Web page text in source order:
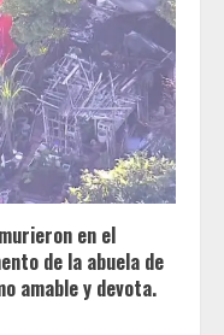
en el
de la abuela de
amable y devota.